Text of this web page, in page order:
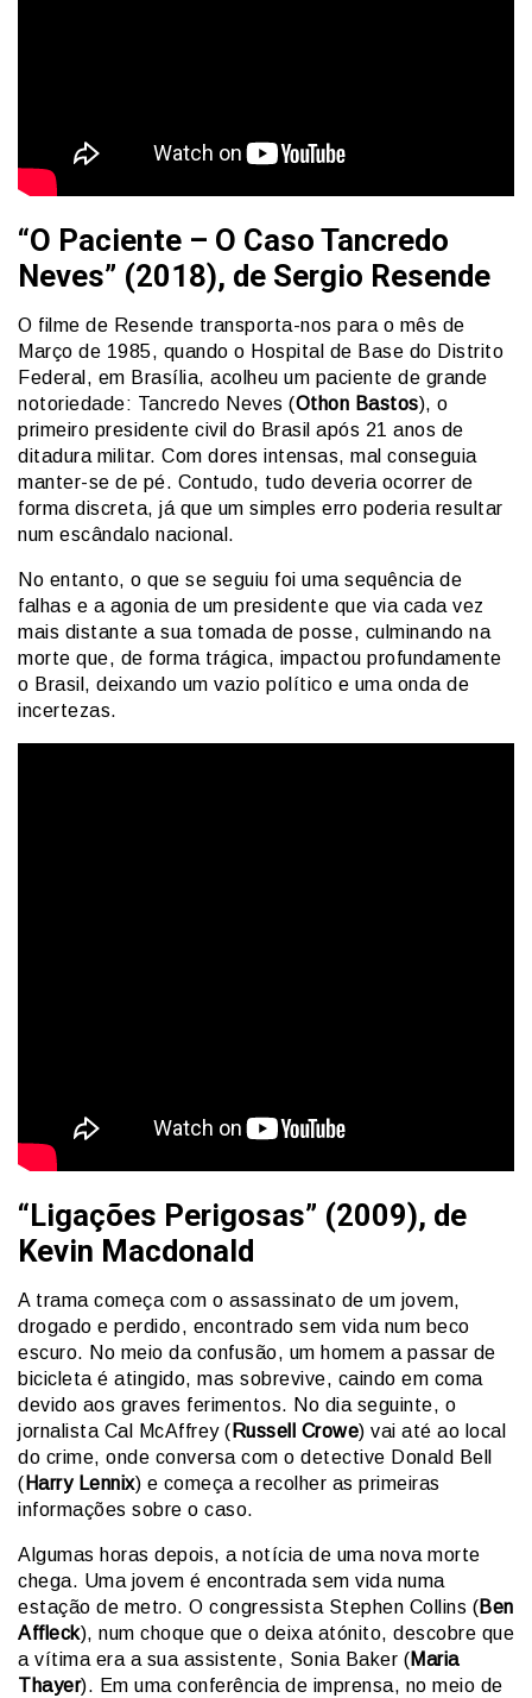
“O Paciente – O Caso Tancredo
Neves” (2018), de Sergio Resende
O filme de Resende transporta-nos para o mês de
Março de 1985, quando o Hospital de Base do Distrito
Federal, em Brasília, acolheu um paciente de grande
notoriedade: Tancredo Neves (Othon Bastos), o
primeiro presidente civil do Brasil após 21 anos de
ditadura militar. Com dores intensas, mal conseguia
manter-se de pé. Contudo, tudo deveria ocorrer de
forma discreta, já que um simples erro poderia resultar
num escândalo nacional.
No entanto, o que se seguiu foi uma sequência de
falhas e a agonia de um presidente que via cada vez
mais distante a sua tomada de posse, culminando na
morte que, de forma trágica, impactou profundamente
o Brasil, deixando um vazio político e uma onda de
incertezas.
“Ligações Perigosas” (2009), de
Kevin Macdonald
A trama começa com o assassinato de um jovem,
drogado e perdido, encontrado sem vida num beco
escuro. No meio da confusão, um homem a passar de
bicicleta é atingido, mas sobrevive, caindo em coma
devido aos graves ferimentos. No dia seguinte, o
jornalista Cal McAffrey ( Russell Crowe) vai até ao local
do crime, onde conversa com o detective Donald Bell
( Harry Lennix) e começa a recolher as primeiras
informações sobre o caso.
Algumas horas depois, a notícia de uma nova morte
chega. Uma jovem é encontrada sem vida numa
estação de metro. O congressista Stephen Collins (Ben
Affleck), num choque que o deixa atónito, descobre que
a vítima era a sua assistente, Sonia Baker (Maria
Thayer). Em uma conferência de imprensa, no meio de